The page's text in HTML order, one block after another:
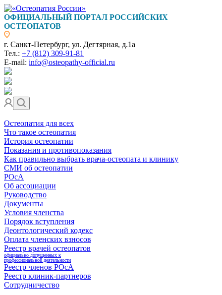
ОФИЦИАЛЬНЫЙ ПОРТАЛ РОССИЙСКИХ
ОСТЕОПАТОВ
г. Санкт-Петербург, ул. Дегтярная, д.1а
Тел.: +7 (812) 309-91-81
E-mail: info@osteopathy-official.ru
Остеопатия для всех
Что такое остеопатия
История остеопатии
Показания и противопоказания
Как правильно выбрать врача-остеопата и клинику
СМИ об остеопатии
РОсА
Об ассоциации
Руководство
Документы
Условия членства
Порядок вступления
Деонтологический кодекс
Оплата членских взносов
Реестр врачей остеопатов
официально допущенных к
профессиональной деятельности
Реестр членов РОсА
Реестр клиник-партнеров
Сотрудничество